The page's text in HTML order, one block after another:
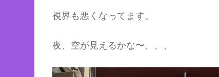
視界も悪くなってます。
夜、空が見えるかな〜、、、